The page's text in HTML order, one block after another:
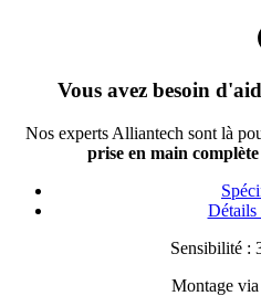
Vous avez besoin
Nos experts Alliantech sont là
prise en main complète
Détails
Sensibilité :
Montage